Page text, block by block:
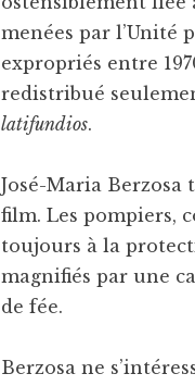
menées par l’Unité
expropriés entre
redistribué
latifundios.
José-Maria
film. Les pompiers,
toujours à la
magnifiés par une
de fée.
Berzosa ne